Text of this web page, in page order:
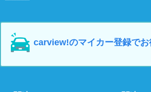
carview!のマイカー登録でお